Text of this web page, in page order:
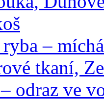
–
tkaní,
odraz ve